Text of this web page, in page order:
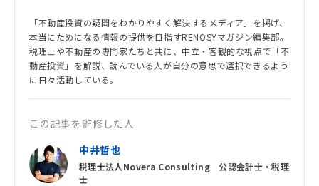
「不動産投資の疑問をわかりやすく解決するメディア」を掲げ、
本当にためになる情報の提供を目指すRENOSYマガジン編集部。
税理士や不動産の専門家たちと共に、中立・客観的な視点で「不
動産投資」を解説、読んでいる人が自分の意思で選択できるよう
に日々活動している。
この記事を監修した人
中井哲也
税理士法人Novera Consulting 公認会計士・税理
士